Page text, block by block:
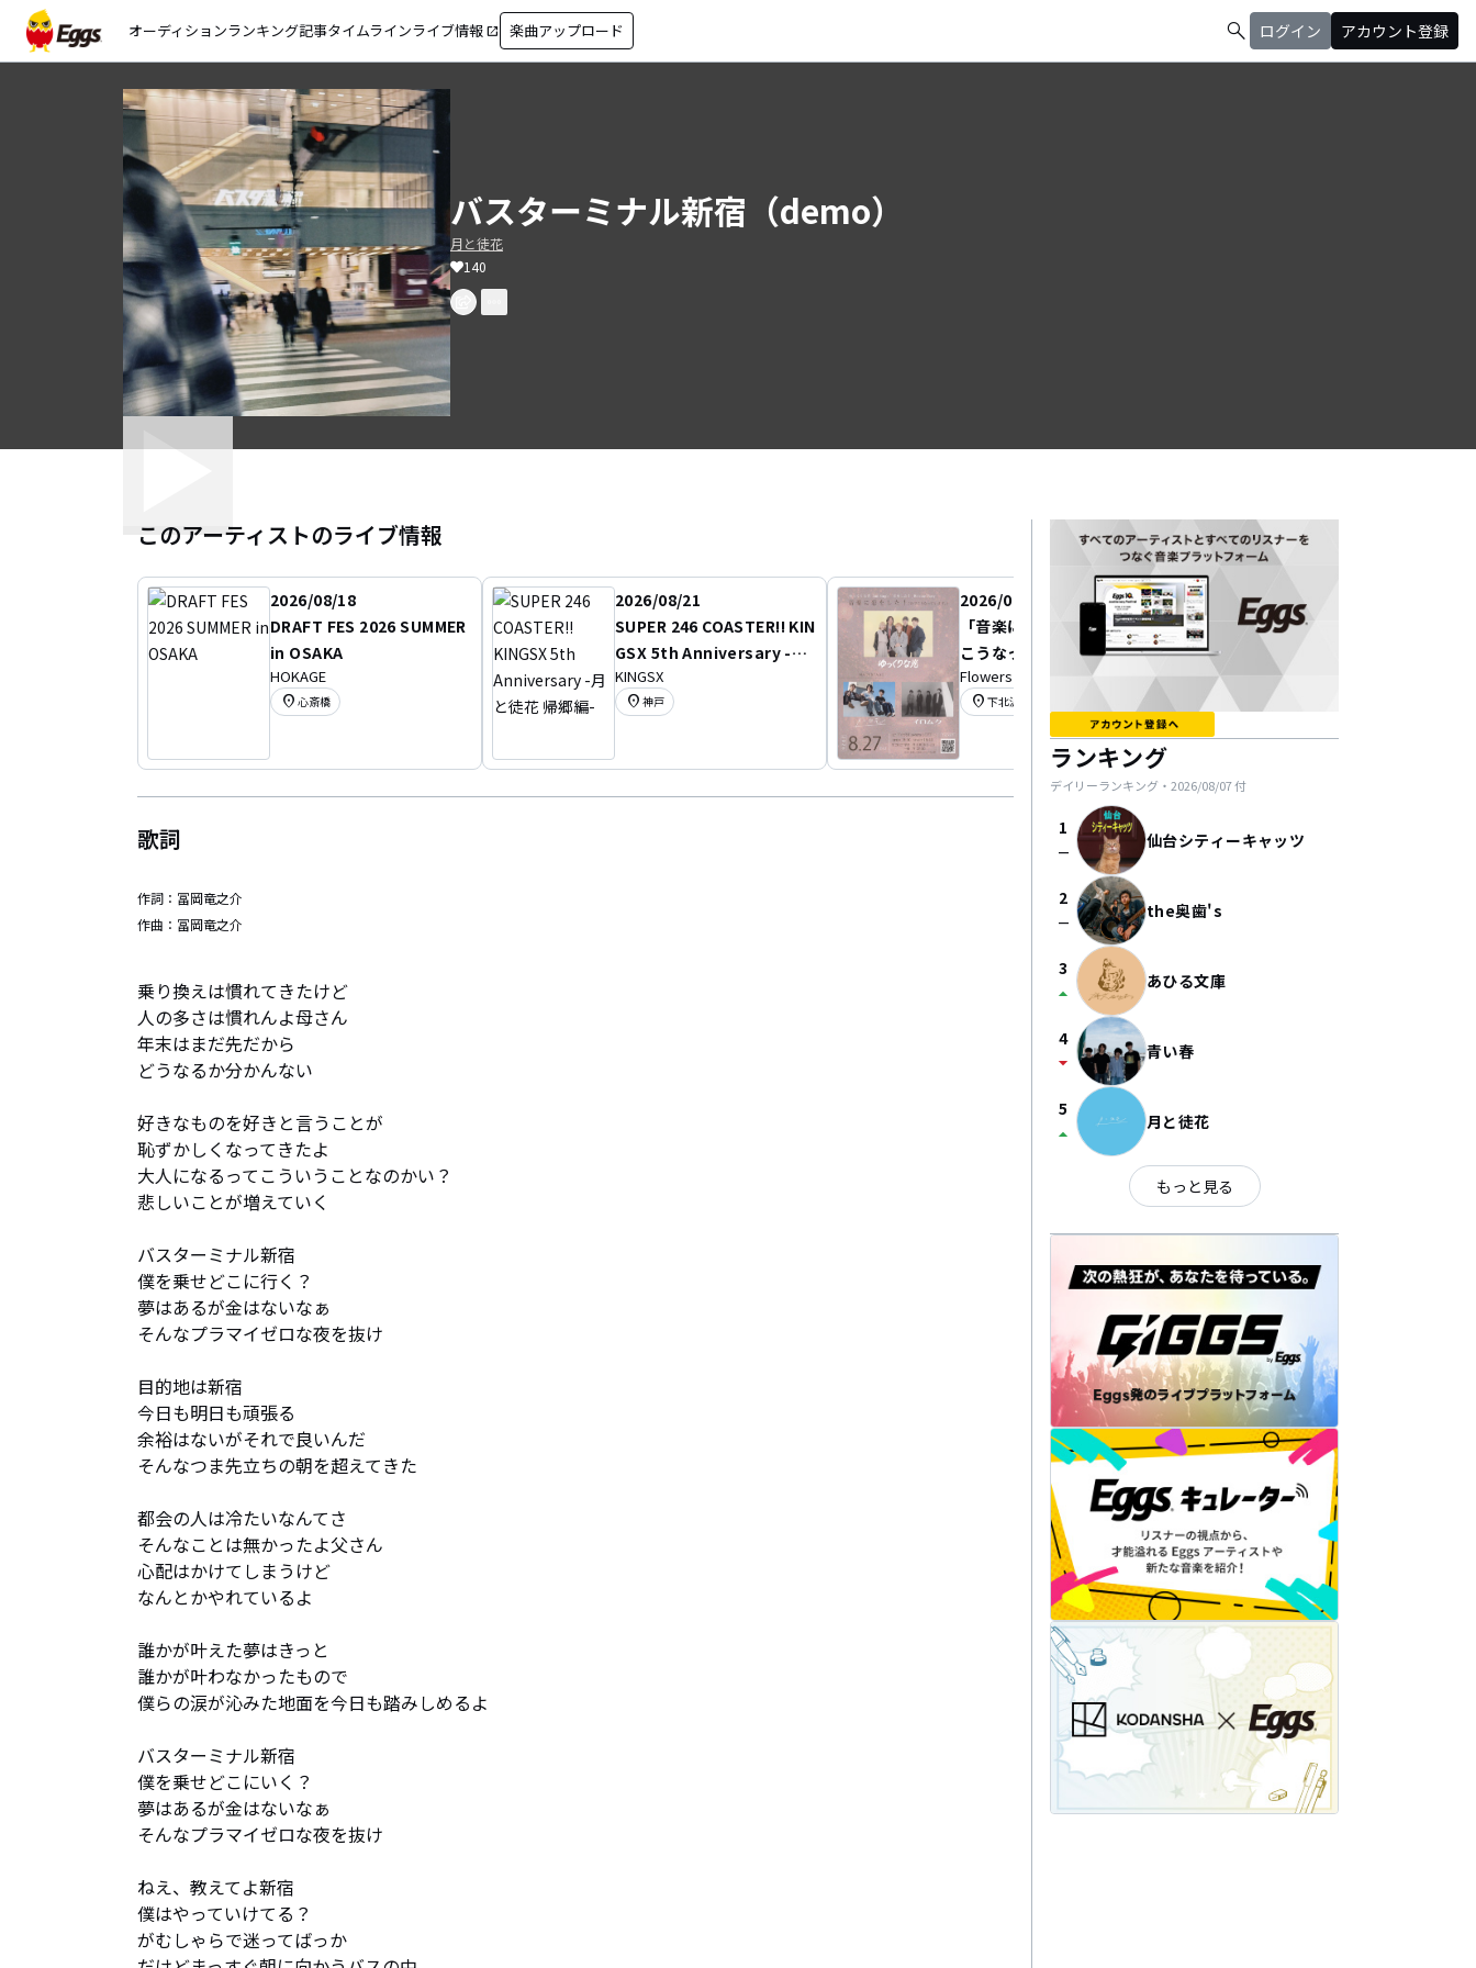
オーディションランキング記事タイムラインライブ情報 open_in_new 楽曲アップロード search ログイン アカウント登録
バスターミナル新宿（demo）
月と徒花
140
このアーティストのライブ情報
2026/08/18
DRAFT FES 2026 SUMMER
in OSAKA
HOKAGE
location_on 心斎橋
2026/08/21
SUPER 246 COASTER!! KIN
GSX 5th Anniversary -月
と徒花 帰郷編-
KINGSX
location_on 神戸
2026/08/27
「音楽に恋をした！（ので
こうなっています。）」
Flowers Loft
location_on 下北沢
2026/08/30
GIGGS(by
歌詞
作詞： 冨岡竜之介
作曲： 冨岡竜之介
乗り換えは慣れてきたけど
人の多さは慣れんよ母さん
年末はまだ先だから
どうなるか分かんない
好きなものを好きと言うことが
恥ずかしくなってきたよ
大人になるってこういうことなのかい？
悲しいことが増えていく
バスターミナル新宿
僕を乗せどこに行く？
夢はあるが金はないなぁ
そんなプラマイゼロな夜を抜け
目的地は新宿
今日も明日も頑張る
余裕はないがそれで良いんだ
そんなつま先立ちの朝を超えてきた
都会の人は冷たいなんてさ
そんなことは無かったよ父さん
心配はかけてしまうけど
なんとかやれているよ
誰かが叶えた夢はきっと
誰かが叶わなかったもので
僕らの涙が沁みた地面を今日も踏みしめるよ
バスターミナル新宿
僕を乗せどこにいく？
夢はあるが金はないなぁ
そんなプラマイゼロな夜を抜け
ねえ、教えてよ新宿
僕はやっていけてる？
がむしゃらで迷ってばっか
ランキング
デイリーランキング・ 2026/08/07付
1
check_indeterminate_small 仙台シティーキャッツ
2
check_indeterminate_small the奥歯's
3
arrow_drop_up あひる文庫
4
arrow_drop_down 青い春
5
arrow_drop_up 月と徒花
もっと見る